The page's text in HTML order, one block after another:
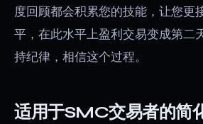
度回顾都会积累您的技能，让您更
平，在此水平上盈利交易变成第二
持纪律，相信这个过程。
适用于SMC交易者的简